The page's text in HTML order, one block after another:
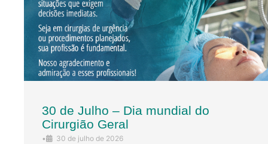
30 de Julho – Dia mundial do
Cirurgião Geral
• 30 de julho de 2026